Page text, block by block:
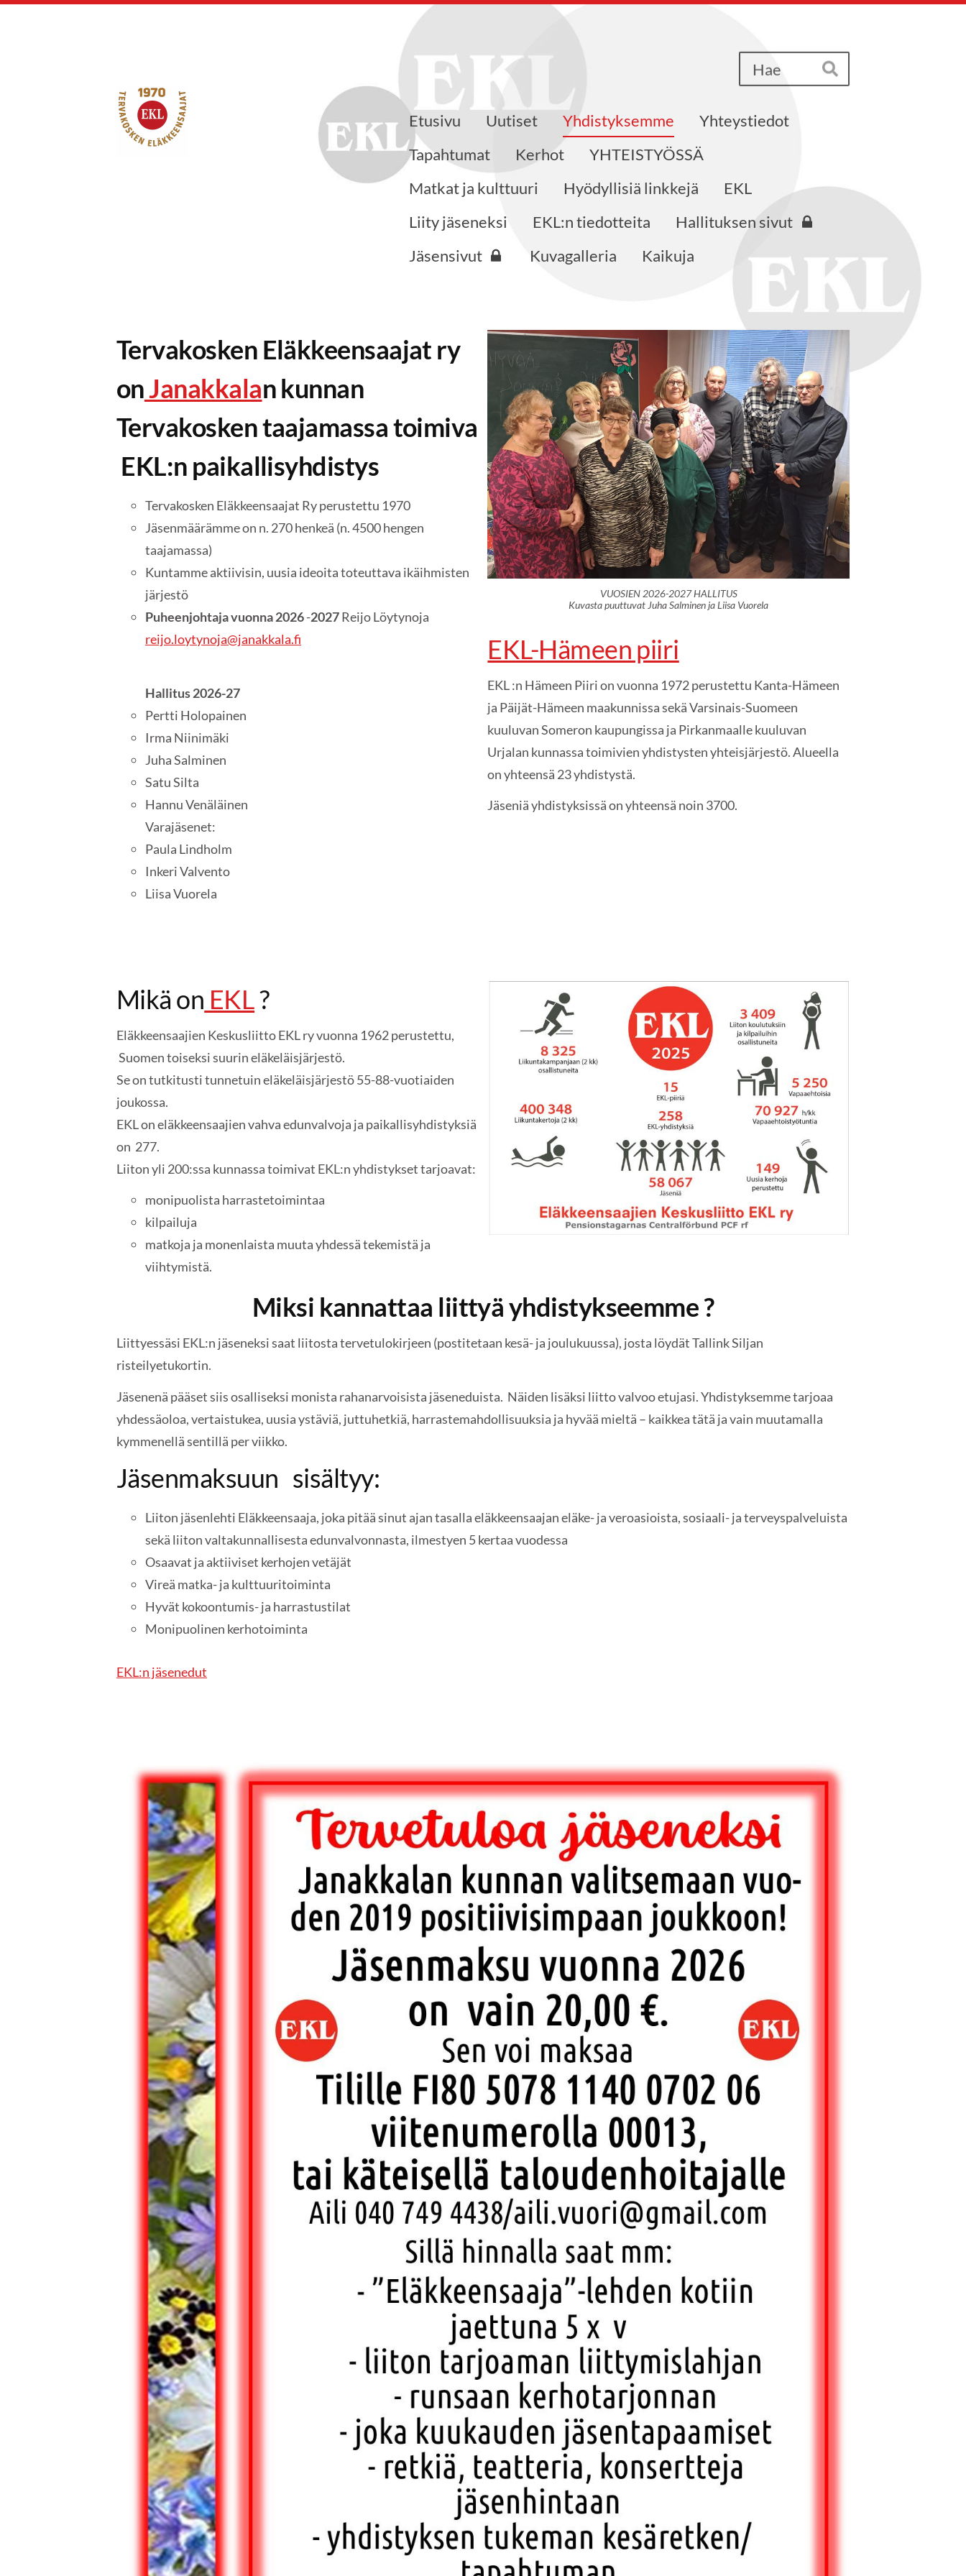
Hae
Tervakosken Eläkkeensaajat ry
Etusivu Uutiset Yhdistyksemme
Yhteystiedot
Tapahtumat
Kerhot
YHTEISTYÖSSÄ
Matkat ja kulttuuri
Hyödyllisiä linkkejä
EKL
Liity jäseneksi
EKL:n tiedotteita
Hallituksen sivut
Jäsensivut
Kuvagalleria Kaikuja
Tervakosken Eläkkeensaajat ry
onJanakkalan kunnan
Tervakosken taajamassa toimiva
EKL:n paikallisyhdistys
Tervakosken Eläkkeensaajat Ry perustettu 1970
Jäsenmäärämme on n. 270 henkeä (n. 4500 hengen
taajamassa)
Kuntamme aktiivisin, uusia ideoita toteuttava ikäihmisten
järjestö
Puheenjohtaja vuonna 2026-2027Reijo Löytynoja
reijo.loytynoja@janakkala.fi
Hallitus 2026-27
Pertti Holopainen
Irma Niinimäki
Juha Salminen
Satu Silta
Hannu Venäläinen
Varajäsenet:
Paula Lindholm
Inkeri Valvento
Liisa Vuorela
VUOSIEN 2026-2027 HALLITUS
Kuvasta puuttuvat Juha Salminen ja Liisa Vuorela
EKL-Hämeen piiri
EKL :n Hämeen Piiri on vuonna 1972 perustettu Kanta-Hämeen
ja Päijät-Hämeen maakunnissa sekä Varsinais-Suomeen
kuuluvan Someron kaupungissa ja Pirkanmaalle kuuluvan
Urjalan kunnassa toimivien yhdistysten yhteisjärjestö. Alueella
on yhteensä 23 yhdistystä.
Jäseniä yhdistyksissä on yhteensä noin 3700.
Mikä on EKL?
Eläkkeensaajien Keskusliitto EKL ry vuonna 1962 perustettu,
Suomen toiseksi suurin eläkeläisjärjestö.
Se on tutkitusti tunnetuin eläkeläisjärjestö 55-88-vuotiaiden
joukossa.
EKL on eläkkeensaajien vahva edunvalvoja ja paikallisyhdistyksiä
on 277.
Liiton yli 200:ssa kunnassa toimivat EKL:n yhdistykset tarjoavat:
monipuolista harrastetoimintaa
kilpailuja
matkoja ja monenlaista muuta yhdessä tekemistä ja
viihtymistä.
Miksi kannattaa liittyä yhdistykseemme ?
Liittyessäsi EKL:n jäseneksi saat liitosta tervetulokirjeen (postitetaan kesä- ja joulukuussa), josta löydät Tallink Siljan
risteilyetukortin.
Jäsenenä pääset siis osalliseksi monista rahanarvoisista jäseneduista. Näiden lisäksi liitto valvoo etujasi. Yhdistyksemme tarjoaa
yhdessäoloa, vertaistukea, uusia ystäviä, juttuhetkiä, harrastemahdollisuuksia ja hyvää mieltä – kaikkea tätä ja vain muutamalla
kymmenellä sentillä per viikko.
Jäsenmaksuun sisältyy:
Liiton jäsenlehti Eläkkeensaaja, joka pitää sinut ajan tasalla eläkkeensaajan eläke- ja veroasioista, sosiaali- ja terveyspalveluista
sekä liiton valtakunnallisesta edunvalvonnasta, ilmestyen 5 kertaa vuodessa
Osaavat ja aktiiviset kerhojen vetäjät
Vireä matka- ja kulttuuritoiminta
Hyvät kokoontumis- ja harrastustilat
Monipuolinen kerhotoiminta
EKL:n jäsenedut